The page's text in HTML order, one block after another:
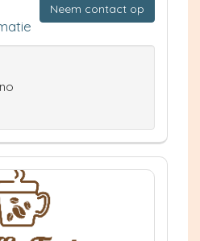
Neem contact op